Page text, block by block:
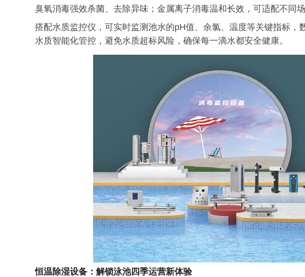
臭氧消毒强效杀菌、去除异味；金属离子消毒温和长效，可适配不同场
搭配水质监控仪，可实时监测池水的pH值、余氯、温度等关键指标，
水质智能化管控，避免水质超标风险，确保每一滴水都安全健康。
恒温除湿设备：解锁泳池四季运营新体验